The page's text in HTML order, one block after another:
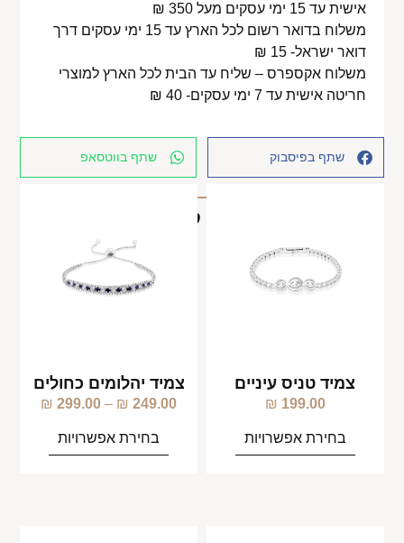
אישית עד 15 ימי עסקים מעל 350 ₪
משלוח בדואר רשום לכל הארץ עד 15 ימי עסקים דרך
דואר ישראל- 15 ₪
משלוח אקספרס – שליח עד הבית לכל הארץ למוצרי
חריטה אישית עד 7 ימי עסקים- 40 ₪
שתף בפיסבוק שתף בווטסאפ
מוצרים קשורים
צמיד טניס עיניים
199.00
₪
בחירת אפשרויות
צמיד יהלומים כחולים
249.00
₪
–
299.00
₪
בחירת אפשרויות